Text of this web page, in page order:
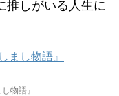
推しがいる人生に
物語』